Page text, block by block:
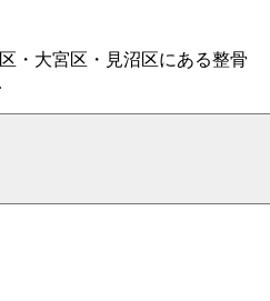
・大宮区・見沼区にある整骨